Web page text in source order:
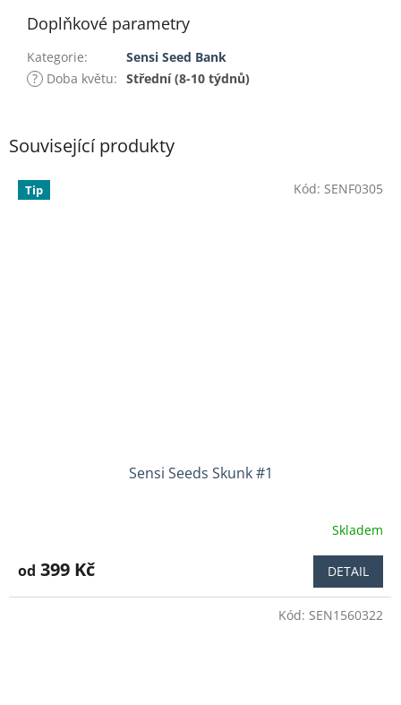
Související produkty
Tip
Sensi Seeds Skunk #1
produktu
3,9
Skladem
od 399 Kč DETAIL
Kód: SENF0305
Kód: SEN1560322
Doplňkové parametry
Kategorie:
Sensi Seed Bank
? Doba květu: Střední (8-10 týdnů)